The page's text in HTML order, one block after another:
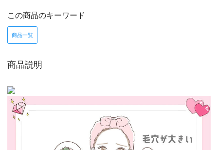
この商品のキーワード
商品一覧
商品説明